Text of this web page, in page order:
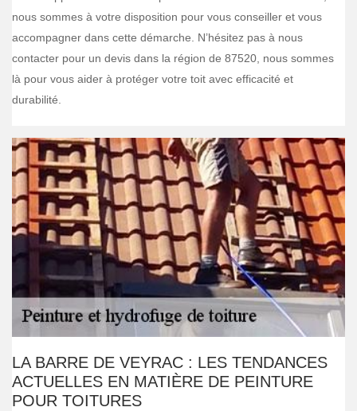
nous sommes à votre disposition pour vous conseiller et vous
accompagner dans cette démarche. N’hésitez pas à nous
contacter pour un devis dans la région de 87520, nous sommes
là pour vous aider à protéger votre toit avec efficacité et
durabilité.
LA BARRE DE VEYRAC : LES TENDANCES
ACTUELLES EN MATIÈRE DE PEINTURE
POUR TOITURES